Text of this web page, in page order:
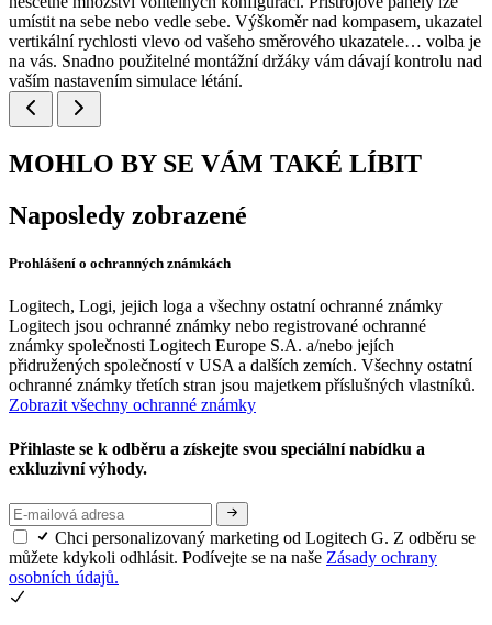
umístit na sebe nebo vedle sebe. Výškoměr nad kompasem, ukazatel
vertikální rychlosti vlevo od vašeho směrového ukazatele… volba je
na vás. Snadno použitelné montážní držáky vám dávají kontrolu nad
vaším nastavením simulace létání.
MOHLO BY SE VÁM TAKÉ LÍBIT
Naposledy zobrazené
Prohlášení o ochranných známkách
Logitech, Logi, jejich loga a všechny ostatní ochranné známky
Logitech jsou ochranné známky nebo registrované ochranné
známky společnosti Logitech Europe S.A. a/nebo jejích
přidružených společností v USA a dalších zemích. Všechny ostatní
ochranné známky třetích stran jsou majetkem příslušných vlastníků.
Zobrazit všechny ochranné známky
Přihlaste se k odběru a získejte svou speciální nabídku a
exkluzivní výhody.
Chci personalizovaný marketing od Logitech G. Z odběru se
můžete kdykoli odhlásit. Podívejte se na naše Zásady ochrany
osobních údajů.